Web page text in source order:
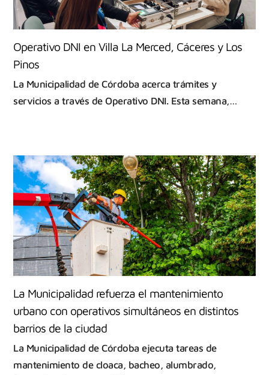
Operativo DNI en Villa La Merced, Cáceres y Los
Pinos
La Municipalidad de Córdoba acerca trámites y
servicios a través de Operativo DNI. Esta semana,…
La Municipalidad refuerza el mantenimiento
urbano con operativos simultáneos en distintos
barrios de la ciudad
La Municipalidad de Córdoba ejecuta tareas de
mantenimiento de cloaca, bacheo, alumbrado,